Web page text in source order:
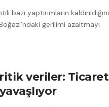
bazı yaptırımların kaldırıldığını
gerilimi azaltmayı
veriler: Ticaret